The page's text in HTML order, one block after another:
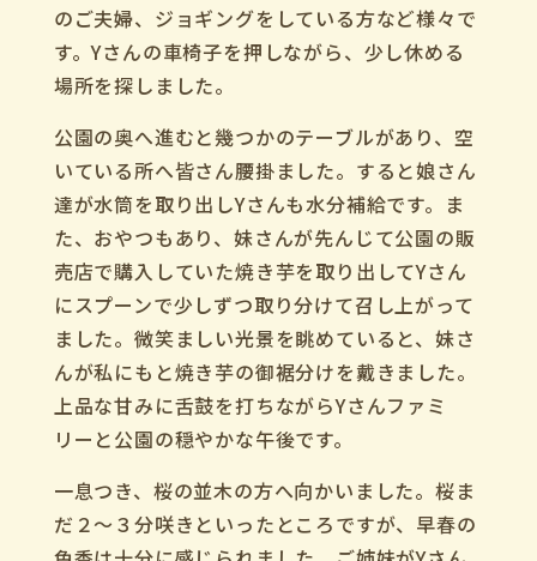
のご夫婦、ジョギングをしている方など様々で
す。Yさんの車椅子を押しながら、少し休める
場所を探しました。
公園の奥へ進むと幾つかのテーブルがあり、空
いている所へ皆さん腰掛ました。すると娘さん
達が水筒を取り出しYさんも水分補給です。ま
た、おやつもあり、妹さんが先んじて公園の販
売店で購入していた焼き芋を取り出してYさん
にスプーンで少しずつ取り分けて召し上がって
ました。微笑ましい光景を眺めていると、妹さ
んが私にもと焼き芋の御裾分けを戴きました。
上品な甘みに舌鼓を打ちながらYさんファミ
リーと公園の穏やかな午後です。
一息つき、桜の並木の方へ向かいました。桜ま
だ２～３分咲きといったところですが、早春の